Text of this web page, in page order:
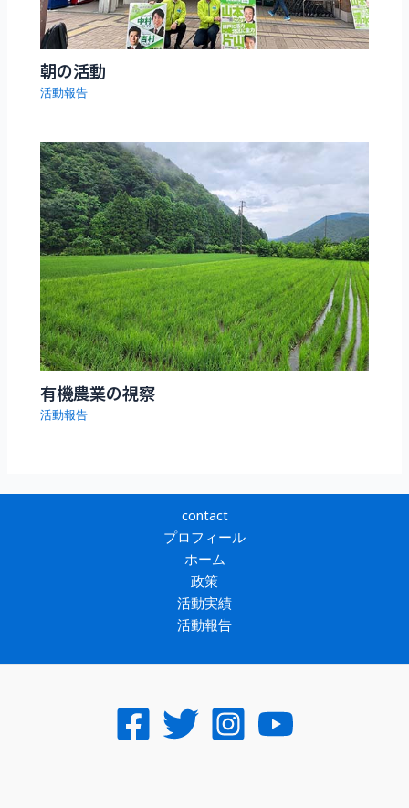
朝の活動
活動報告
有機農業の視察
活動報告
contact
プロフィール
ホーム
政策
活動実績
活動報告